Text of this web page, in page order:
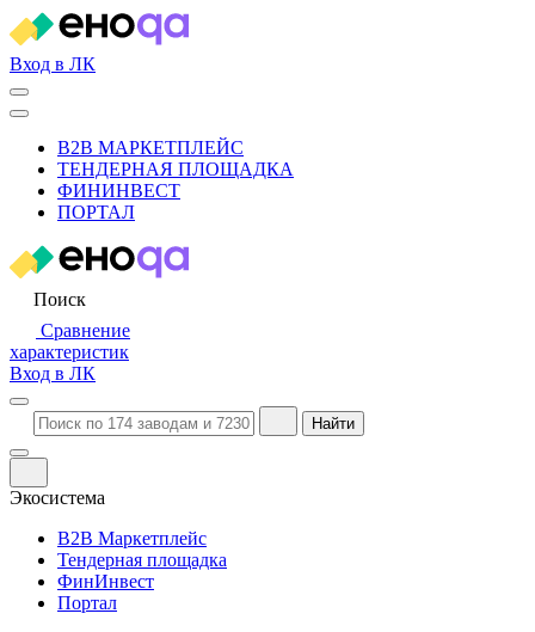
Вход в ЛК
B2B МАРКЕТПЛЕЙС
ТЕНДЕРНАЯ ПЛОЩАДКА
ФИНИНВЕСТ
ПОРТАЛ
Поиск
Сравнение
характеристик
Вход в ЛК
Найти
Экосистема
B2B Маркетплейс
Тендерная площадка
ФинИнвест
Портал